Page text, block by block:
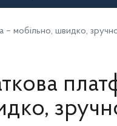
– мобільно, швидко,